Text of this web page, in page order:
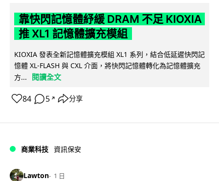
靠快閃記憶體紓緩 DRAM 不足 KIOXIA
推 XL1 記憶體擴充模組
KIOXIA 發表全新記憶體擴充模組 XL1 系列，結合低延遲快閃記
憶體 XL-FLASH 與 CXL 介面，將快閃記憶體轉化為記憶體擴充
方...
閱讀全文
84 5 ↗ 分享
商業科技 資訊保安
Lawton 1 日